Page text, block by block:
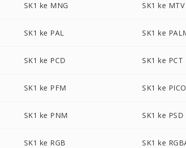
SK1 ke MNG SK1 ke MTV
SK1 ke PAL SK1 ke
SK1 ke PCD SK1 ke PCT
SK1 ke PFM SK1 ke
SK1 ke PNM SK1 ke PSD
SK1 ke RGB SK1 ke